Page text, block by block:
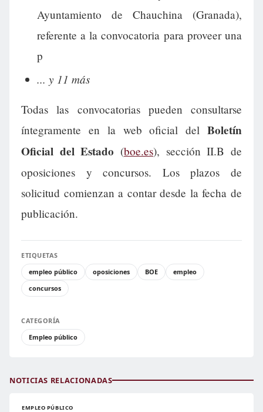
Ayuntamiento de Chauchina (Granada),
referente a la convocatoria para proveer una
p
... y 11 más
Todas las convocatorias pueden consultarse
íntegramente en la web oficial del Boletín
Oficial del Estado (boe.es), sección II.B de
oposiciones y concursos. Los plazos de
solicitud comienzan a contar desde la fecha de
publicación.
ETIQUETAS
empleo público
oposiciones BOE
empleo
concursos
CATEGORÍA
Empleo público
NOTICIAS RELACIONADAS
EMPLEO PÚBLICO